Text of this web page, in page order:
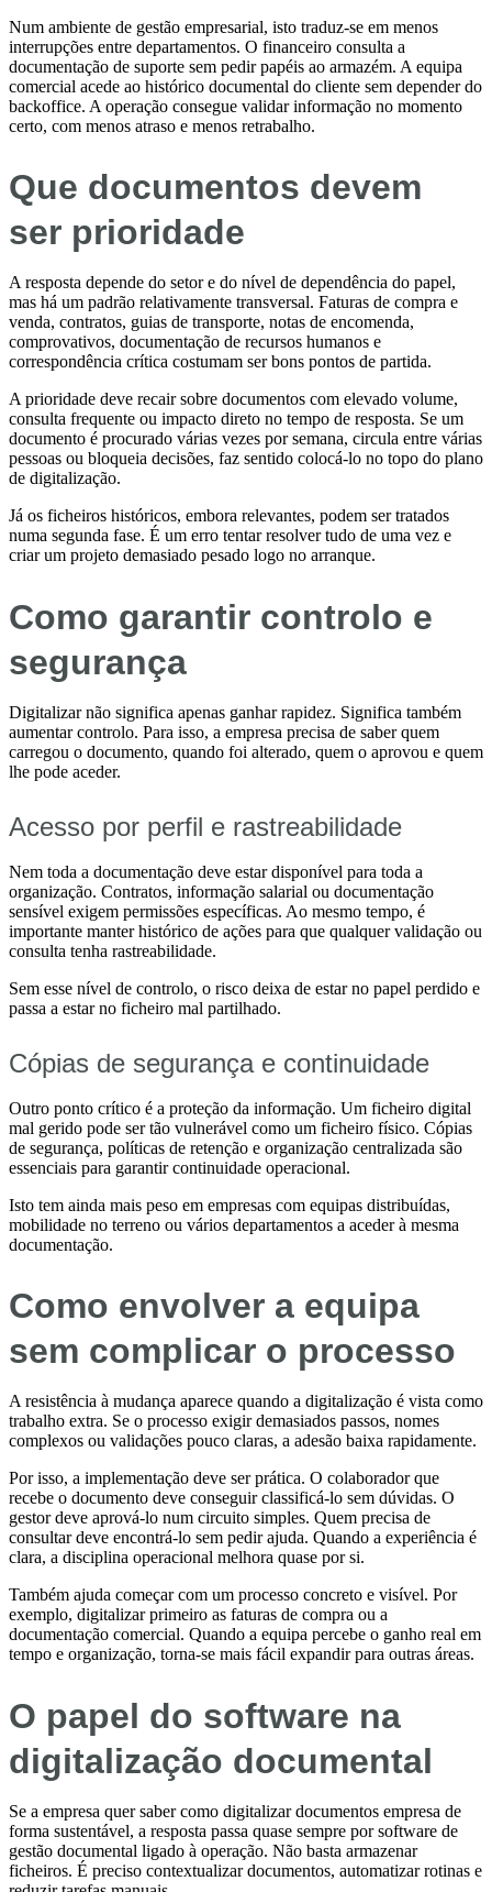
Num ambiente de gestão empresarial, isto traduz-se em menos
interrupções entre departamentos. O financeiro consulta a
documentação de suporte sem pedir papéis ao armazém. A equipa
comercial acede ao histórico documental do cliente sem depender do
backoffice. A operação consegue validar informação no momento
certo, com menos atraso e menos retrabalho.
Que documentos devem
ser prioridade
A resposta depende do setor e do nível de dependência do papel,
mas há um padrão relativamente transversal. Faturas de compra e
venda, contratos, guias de transporte, notas de encomenda,
comprovativos, documentação de recursos humanos e
correspondência crítica costumam ser bons pontos de partida.
A prioridade deve recair sobre documentos com elevado volume,
consulta frequente ou impacto direto no tempo de resposta. Se um
documento é procurado várias vezes por semana, circula entre várias
pessoas ou bloqueia decisões, faz sentido colocá-lo no topo do plano
de digitalização.
Já os ficheiros históricos, embora relevantes, podem ser tratados
numa segunda fase. É um erro tentar resolver tudo de uma vez e
criar um projeto demasiado pesado logo no arranque.
Como garantir controlo e
segurança
Digitalizar não significa apenas ganhar rapidez. Significa também
aumentar controlo. Para isso, a empresa precisa de saber quem
carregou o documento, quando foi alterado, quem o aprovou e quem
lhe pode aceder.
Acesso por perfil e rastreabilidade
Nem toda a documentação deve estar disponível para toda a
organização. Contratos, informação salarial ou documentação
sensível exigem permissões específicas. Ao mesmo tempo, é
importante manter histórico de ações para que qualquer validação ou
consulta tenha rastreabilidade.
Sem esse nível de controlo, o risco deixa de estar no papel perdido e
passa a estar no ficheiro mal partilhado.
Cópias de segurança e continuidade
Outro ponto crítico é a proteção da informação. Um ficheiro digital
mal gerido pode ser tão vulnerável como um ficheiro físico. Cópias
de segurança, políticas de retenção e organização centralizada são
essenciais para garantir continuidade operacional.
Isto tem ainda mais peso em empresas com equipas distribuídas,
mobilidade no terreno ou vários departamentos a aceder à mesma
documentação.
Como envolver a equipa
sem complicar o processo
A resistência à mudança aparece quando a digitalização é vista como
trabalho extra. Se o processo exigir demasiados passos, nomes
complexos ou validações pouco claras, a adesão baixa rapidamente.
Por isso, a implementação deve ser prática. O colaborador que
recebe o documento deve conseguir classificá-lo sem dúvidas. O
gestor deve aprová-lo num circuito simples. Quem precisa de
consultar deve encontrá-lo sem pedir ajuda. Quando a experiência é
clara, a disciplina operacional melhora quase por si.
Também ajuda começar com um processo concreto e visível. Por
exemplo, digitalizar primeiro as faturas de compra ou a
documentação comercial. Quando a equipa percebe o ganho real em
tempo e organização, torna-se mais fácil expandir para outras áreas.
O papel do software na
digitalização documental
Se a empresa quer saber como digitalizar documentos empresa de
forma sustentável, a resposta passa quase sempre por software de
gestão documental ligado à operação. Não basta armazenar
ficheiros. É preciso contextualizar documentos, automatizar rotinas e